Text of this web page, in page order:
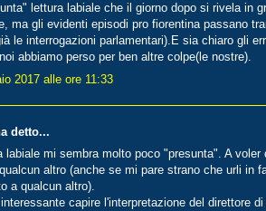
lettura labiale che il giorno dopo si rivela in
ma gli evidenti episodi pro fiorentina passano
le interrogazioni parlamentari).E sia chiaro gli
abbiamo perso per ben altre colpe(le nostre).
2017 alle ore 11:33
detto...
labiale mi sembra molto poco "presunta". A
altro (anche se mi pare strano che urli in
a qualcun altro).
capire l'interpretazione del direttore